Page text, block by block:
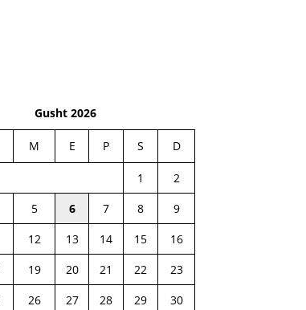
Gusht 2026
M E P S D
1
2
5 6 7 8
9
12 13 14 15
16
19 20 21 22
23
26 27 28 29
30